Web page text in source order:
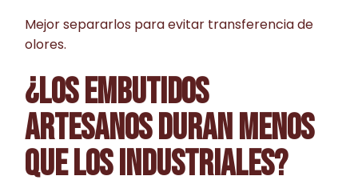
Mejor separarlos para evitar transferencia de
olores.
¿LOS EMBUTIDOS
ARTESANOS DURAN MENOS
QUE LOS INDUSTRIALES?